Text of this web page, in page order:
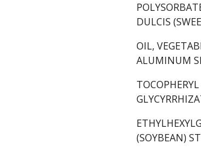
DULCIS
OIL,
ALUMINUM
(SOYBEAN)